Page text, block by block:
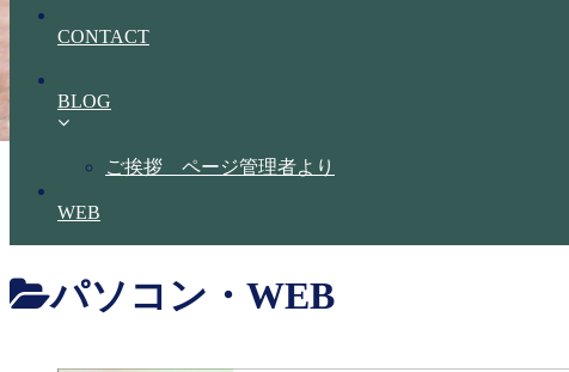
CONTACT
BLOG
ご挨拶 ページ管理者より
WEB
パソコン・WEB